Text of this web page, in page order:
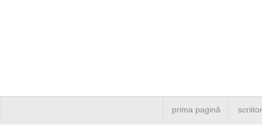
prima pagină